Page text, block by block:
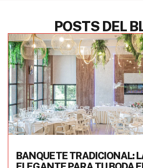
POSTS DEL
BANQUETE TRADICIONAL: